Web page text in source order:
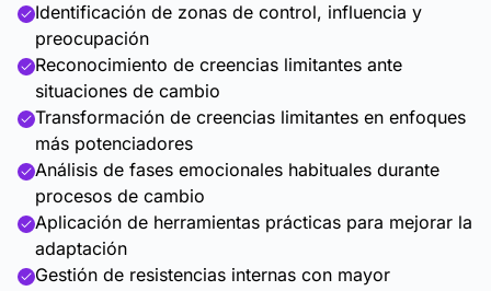
Identificación de zonas de control, influencia y
preocupación
Reconocimiento de creencias limitantes ante
situaciones de cambio
Transformación de creencias limitantes en enfoques
más potenciadores
Análisis de fases emocionales habituales durante
procesos de cambio
Aplicación de herramientas prácticas para mejorar la
adaptación
Gestión de resistencias internas con mayor